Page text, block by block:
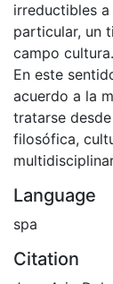
irreductibles
particular, un
campo
En este
acuerdo a la
tratarse
filosófica,
Language
spa
Citation